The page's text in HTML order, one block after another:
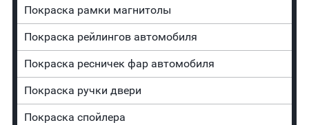
Покраска рамки магнитолы
Покраска рейлингов автомобиля
Покраска ресничек фар автомобиля
Покраска ручки двери
Покраска спойлера